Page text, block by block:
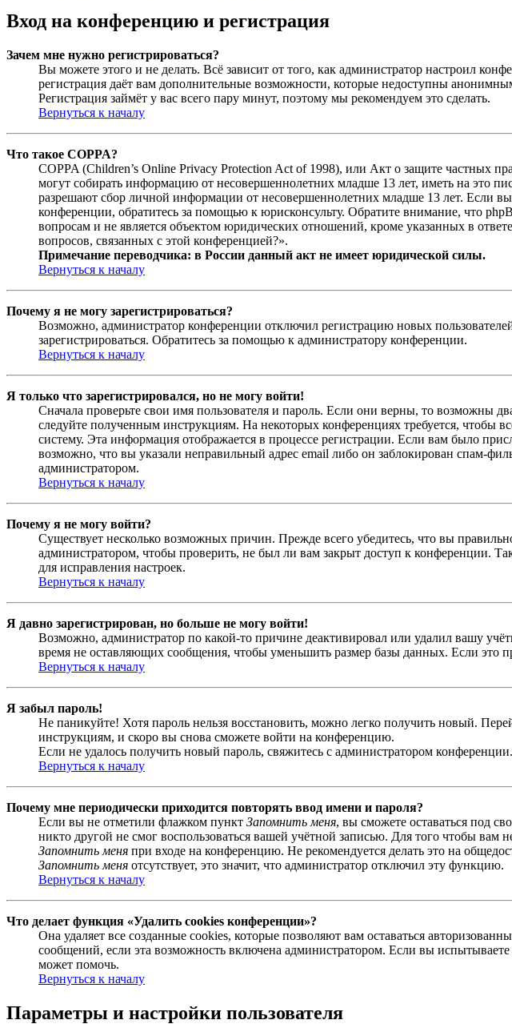
Вход на конференцию и регистрация
Зачем мне нужно регистрироваться?
Вы можете этого и не делать. Всё зависит от того, как администратор настроил
регистрация даёт вам дополнительные возможности, которые недоступны
Регистрация займёт у вас всего пару минут, поэтому мы рекомендуем это сделать.
Вернуться к началу
Что такое COPPA?
COPPA (Children’s Online Privacy Protection Act of 1998), или Акт о защите частных
могут собирать информацию от несовершеннолетних младше 13 лет, иметь на это
разрешают сбор личной информации от несовершеннолетних младше 13 лет. Если
конференции, обратитесь за помощью к юрисконсульту. Обратите внимание, что
вопросам и не является объектом юридических отношений, кроме указанных в
вопросов, связанных с этой конференцией?».
Примечание переводчика: в России данный акт не имеет юридической силы.
Вернуться к началу
Почему я не могу зарегистрироваться?
Возможно, администратор конференции отключил регистрацию новых
зарегистрироваться. Обратитесь за помощью к администратору конференции.
Вернуться к началу
Я только что зарегистрировался, но не могу войти!
Сначала проверьте свои имя пользователя и пароль. Если они верны, то возможны
следуйте полученным инструкциям. На некоторых конференциях требуется, чтобы
систему. Эта информация отображается в процессе регистрации. Если вам было
возможно, что вы указали неправильный адрес email либо он заблокирован спам-
администратором.
Вернуться к началу
Почему я не могу войти?
Существует несколько возможных причин. Прежде всего убедитесь, что вы
администратором, чтобы проверить, не был ли вам закрыт доступ к конференции.
для исправления настроек.
Вернуться к началу
Я давно зарегистрирован, но больше не могу войти!
Возможно, администратор по какой-то причине деактивировал или удалил вашу
время не оставляющих сообщения, чтобы уменьшить размер базы данных. Если это
Вернуться к началу
Я забыл пароль!
Не паникуйте! Хотя пароль нельзя восстановить, можно легко получить новый.
инструкциям, и скоро вы снова сможете войти на конференцию.
Если не удалось получить новый пароль, свяжитесь с администратором конференции.
Вернуться к началу
Почему мне периодически приходится повторять ввод имени и пароля?
Если вы не отметили флажком пункт Запомнить меня, вы сможете оставаться под
никто другой не смог воспользоваться вашей учётной записью. Для того чтобы
Запомнить меня при входе на конференцию. Не рекомендуется делать это на
Запомнить меня отсутствует, это значит, что администратор отключил эту функцию.
Вернуться к началу
Что делает функция «Удалить cookies конференции»?
Она удаляет все созданные cookies, которые позволяют вам оставаться
сообщений, если эта возможность включена администратором. Если вы
может помочь.
Вернуться к началу
Параметры и настройки пользователя